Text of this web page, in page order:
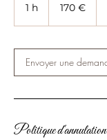
1 h 170 €
Envoyer une
Politique d'annulation